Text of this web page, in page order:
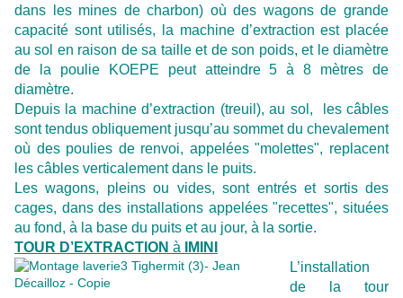
dans les mines de charbon) où des wagons de grande
capacité sont utilisés, la machine d’extraction est placée
au sol en raison de sa taille et de son poids, et le diamètre
de la poulie KOEPE peut atteindre 5 à 8 mètres de
diamètre.
Depuis la machine d’extraction (treuil), au sol, les câbles
sont tendus obliquement jusqu’au sommet du chevalement
où des poulies de renvoi, appelées "molettes", replacent
les câbles verticalement dans le puits.
Les wagons, pleins ou vides, sont entrés et sortis des
cages, dans des installations appelées "recettes", situées
au fond, à la base du puits et au jour, à la sortie.
TOUR D’EXTRACTION à
IMINI
L’installation
de la tour